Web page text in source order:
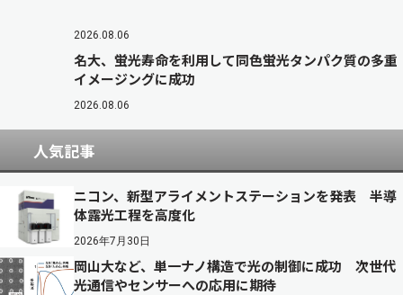
2026.08.06
名大、蛍光寿命を利用して同色蛍光タンパク質の多重
イメージングに成功
2026.08.06
人気記事
ニコン、新型アライメントステーションを発表 半導
体露光工程を高度化
2026年7月30日
岡山大など、単一ナノ構造で光の制御に成功 次世代
光通信やセンサーへの応用に期待